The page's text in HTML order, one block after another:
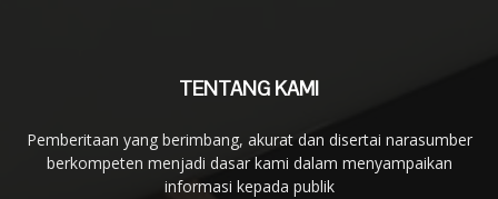
TENTANG KAMI
Pemberitaan yang berimbang, akurat dan disertai narasumber
berkompeten menjadi dasar kami dalam menyampaikan
informasi kepada publik